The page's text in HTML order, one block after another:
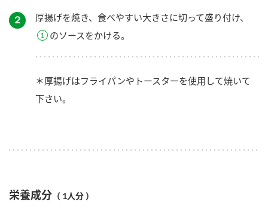
２
厚揚げを焼き、食べやすい大きさに切って盛り付け、
のソースをかける。
＊厚揚げはフライパンやトースターを使用して焼いて
下さい。
栄養成分 （ 1人分 ）